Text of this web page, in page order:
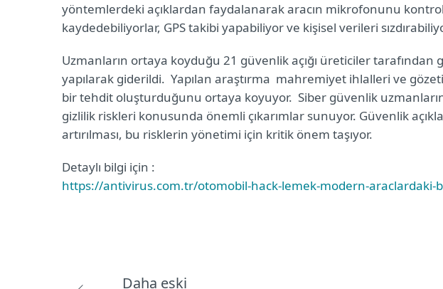
yöntemlerdeki açıklardan faydalanarak aracın mikrofonunu kontrol
kaydedebiliyorlar, GPS takibi yapabiliyor ve kişisel verileri
Uzmanların ortaya koyduğu 21 güvenlik açığı üreticiler tarafından
yapılarak giderildi. Yapılan araştırma mahremiyet ihlalleri ve
bir tehdit oluşturduğunu ortaya koyuyor. Siber güvenlik
gizlilik riskleri konusunda önemli çıkarımlar sunuyor. Güvenlik
artırılması, bu risklerin yönetimi için kritik önem taşıyor.
Detaylı bilgi için :
https://antivirus.com.tr/otomobil-hack-lemek-modern-araclardaki-
Daha eski